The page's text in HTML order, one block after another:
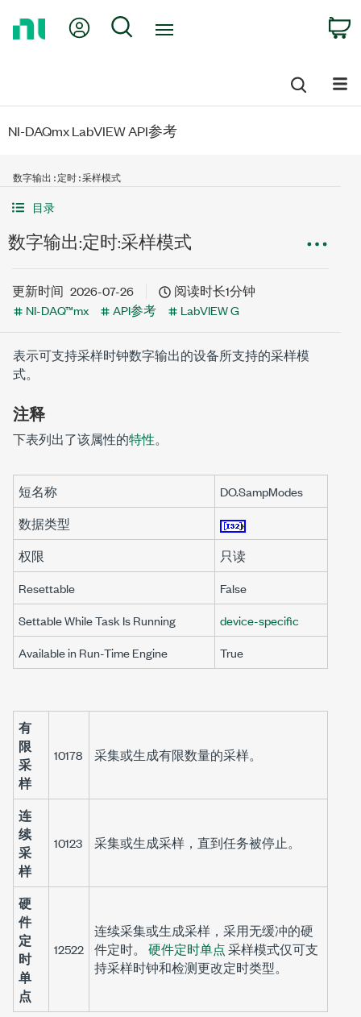
My Account
Search
NI-DAQmx LabVIEW API参考
数字输出:定时:采样模式
目录
数字输出:定时:采样模式
更新时间 2026-07-26
阅读时长1分钟
NI-DAQ™mx
API参考 LabVIEW G
表示可支持采样时钟数字输出的设备所支持的采样模
式。
注释
下表列出了该属性的特性。
短名称
DO.SampModes
数据类型
权限
只读
Resettable
False
Settable While Task Is Running
device-specific
Available in Run-Time Engine
True
有
限
采
样
10178 采集或生成有限数量的采样。
连
续
采
样
10123 采集或生成采样，直到任务被停止。
硬
件
定
时
单
点
12522
连续采集或生成采样，采用无缓冲的硬
件定时。 硬件定时单点采样模式仅可支
持采样时钟和检测更改定时类型。